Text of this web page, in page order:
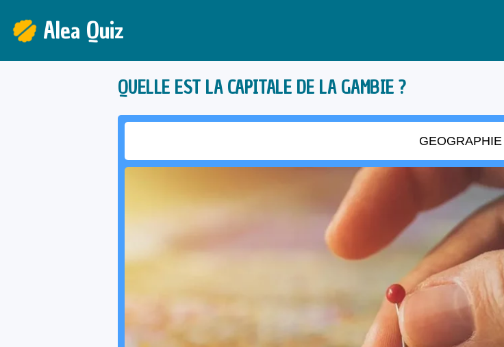
Alea Quiz
QUELLE EST LA CAPITALE DE LA GAMBIE ?
GEOGRAPHIE